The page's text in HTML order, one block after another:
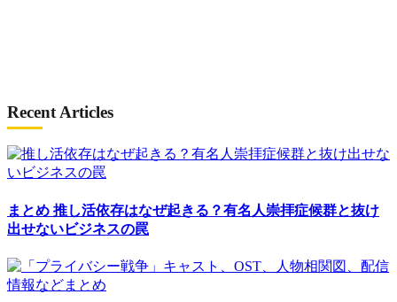
Recent Articles
まとめ 推し活依存はなぜ起きる？有名人崇拝症候群と抜け
出せないビジネスの罠